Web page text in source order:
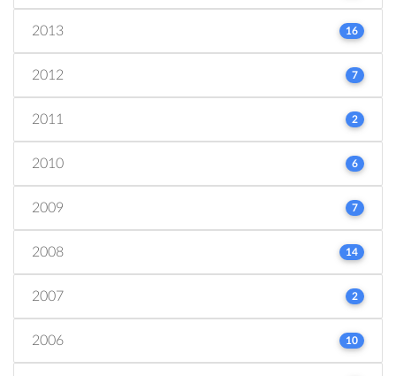
2013 16
2012 7
2011 2
2010 6
2009 7
2008 14
2007 2
2006 10